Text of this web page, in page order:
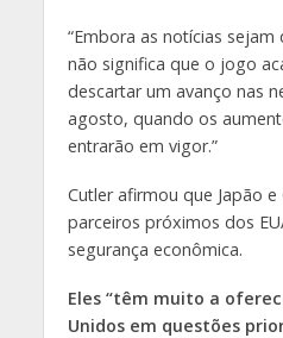
“Embora as notícias
não significa que o jogo
descartar um avanço nas
agosto, quando os
entrarão em vigor.”
Cutler afirmou que Japão e
parceiros próximos dos
segurança econômica.
Eles “têm muito a
Unidos em questões